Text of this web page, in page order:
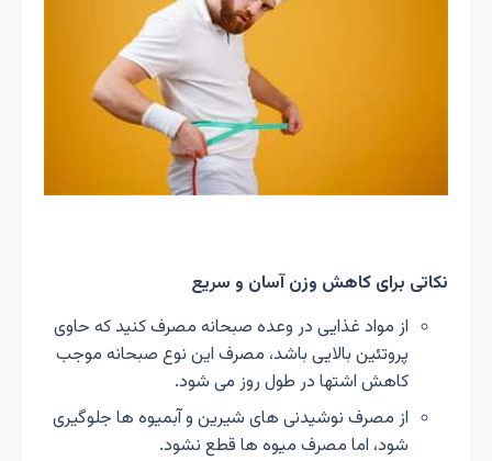
نکاتی برای کاهش وزن آسان و سریع
از مواد غذایی در وعده صبحانه مصرف کنید که حاوی
پروتئین بالایی باشد، مصرف این نوع صبحانه موجب
کاهش اشتها در طول روز می شود.
از مصرف نوشیدنی های شیرین و آبمیوه ها جلوگیری
شود، اما مصرف میوه ها قطع نشود.